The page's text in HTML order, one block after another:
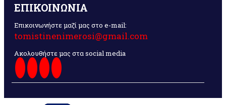
ΕΠΙΚΟΙΝΩΝΙΑ
Επικοινωνήστε μαζί μας στο e-mail:
tomistinenimerosi@gmail.com
Ακολουθήστε μας στα social media